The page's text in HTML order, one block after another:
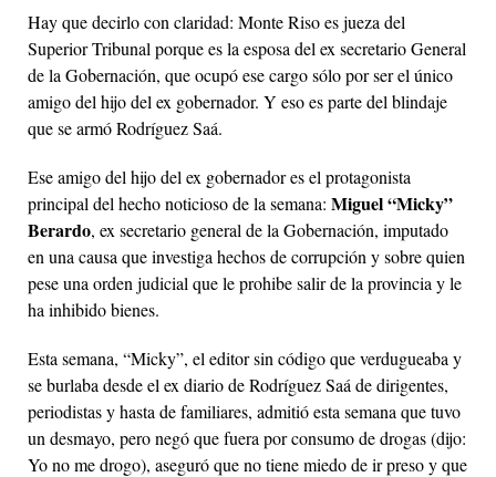
Hay que decirlo con claridad: Monte Riso es jueza del
Superior Tribunal porque es la esposa del ex secretario General
de la Gobernación, que ocupó ese cargo sólo por ser el único
amigo del hijo del ex gobernador. Y eso es parte del blindaje
que se armó Rodríguez Saá.
Ese amigo del hijo del ex gobernador es el protagonista
principal del hecho noticioso de la semana: Miguel “Micky”
Berardo, ex secretario general de la Gobernación, imputado
en una causa que investiga hechos de corrupción y sobre quien
pese una orden judicial que le prohibe salir de la provincia y le
ha inhibido bienes.
Esta semana, “Micky”, el editor sin código que verdugueaba y
se burlaba desde el ex diario de Rodríguez Saá de dirigentes,
periodistas y hasta de familiares, admitió esta semana que tuvo
un desmayo, pero negó que fuera por consumo de drogas (dijo:
Yo no me drogo), aseguró que no tiene miedo de ir preso y que